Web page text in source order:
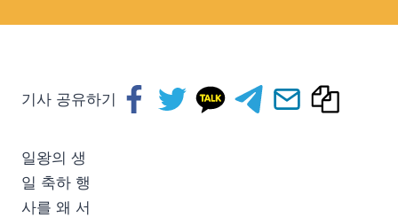
기사 공유하기
일왕의 생
일 축하 행
사를 왜 서